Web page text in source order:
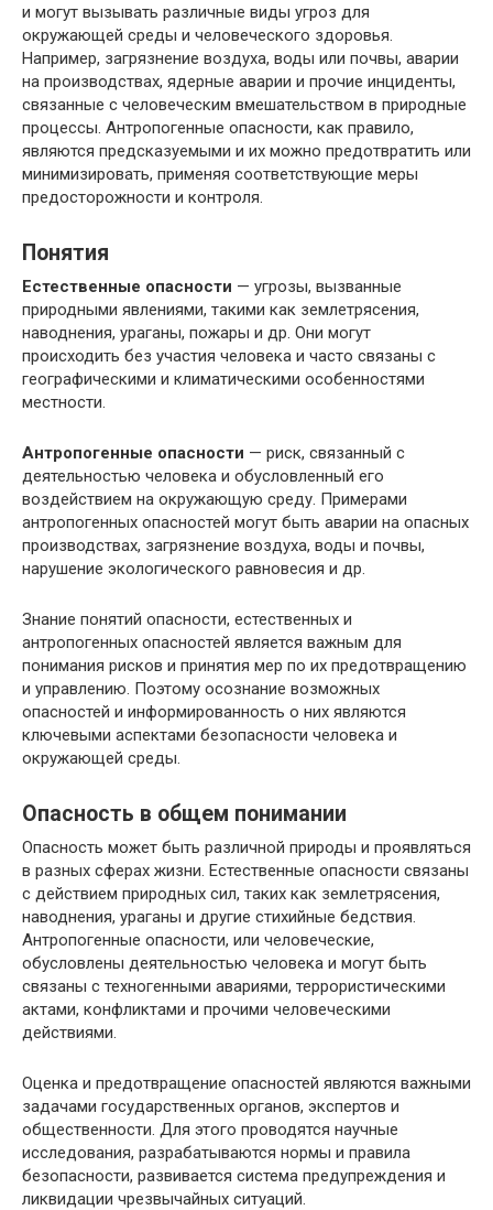
и могут вызывать различные виды угроз для
окружающей среды и человеческого здоровья.
Например, загрязнение воздуха, воды или почвы, аварии
на производствах, ядерные аварии и прочие инциденты,
связанные с человеческим вмешательством в природные
процессы. Антропогенные опасности, как правило,
являются предсказуемыми и их можно предотвратить или
минимизировать, применяя соответствующие меры
предосторожности и контроля.
Понятия
Естественные опасности — угрозы, вызванные
природными явлениями, такими как землетрясения,
наводнения, ураганы, пожары и др. Они могут
происходить без участия человека и часто связаны с
географическими и климатическими особенностями
местности.
Антропогенные опасности — риск, связанный с
деятельностью человека и обусловленный его
воздействием на окружающую среду. Примерами
антропогенных опасностей могут быть аварии на опасных
производствах, загрязнение воздуха, воды и почвы,
нарушение экологического равновесия и др.
Знание понятий опасности, естественных и
антропогенных опасностей является важным для
понимания рисков и принятия мер по их предотвращению
и управлению. Поэтому осознание возможных
опасностей и информированность о них являются
ключевыми аспектами безопасности человека и
окружающей среды.
Опасность в общем понимании
Опасность может быть различной природы и проявляться
в разных сферах жизни. Естественные опасности связаны
с действием природных сил, таких как землетрясения,
наводнения, ураганы и другие стихийные бедствия.
Антропогенные опасности, или человеческие,
обусловлены деятельностью человека и могут быть
связаны с техногенными авариями, террористическими
актами, конфликтами и прочими человеческими
действиями.
Оценка и предотвращение опасностей являются важными
задачами государственных органов, экспертов и
общественности. Для этого проводятся научные
исследования, разрабатываются нормы и правила
безопасности, развивается система предупреждения и
ликвидации чрезвычайных ситуаций.